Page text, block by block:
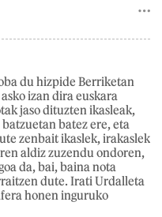
du hizpide Berriketan
izan dira euskara
jaso dituzten ikasleak,
batez ere, eta
zenbait ikaslek, irakaslek
aldiz zuzendu ondoren,
da, bai, baina nota
dute. Irati Urdalleta
honen inguruko